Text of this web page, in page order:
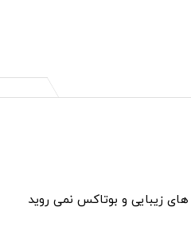
زیبایی و بوتاکس نمی روید